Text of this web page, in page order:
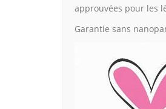
approuvées pour les
Garantie sans